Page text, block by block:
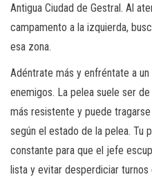
Antigua Ciudad de Gestral. Al
campamento a la izquierda,
esa zona.
Adéntrate más y enfréntate a
enemigos. La pelea suele ser
más resistente y puede
según el estado de la pelea. Tu
constante para que el jefe
lista y evitar desperdiciar turnos